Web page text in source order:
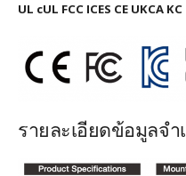
UL cUL FCC ICES CE UKCA KC
รายละเอียดข้อมูลจำ